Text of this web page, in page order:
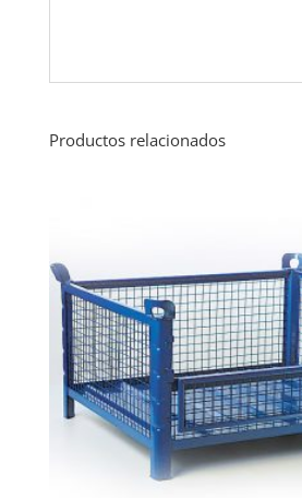
Productos relacionados